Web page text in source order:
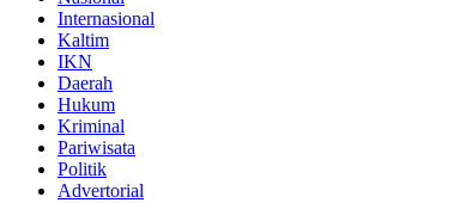
Internasional
Kaltim
IKN
Daerah
Hukum
Kriminal
Pariwisata
Politik
Advertorial